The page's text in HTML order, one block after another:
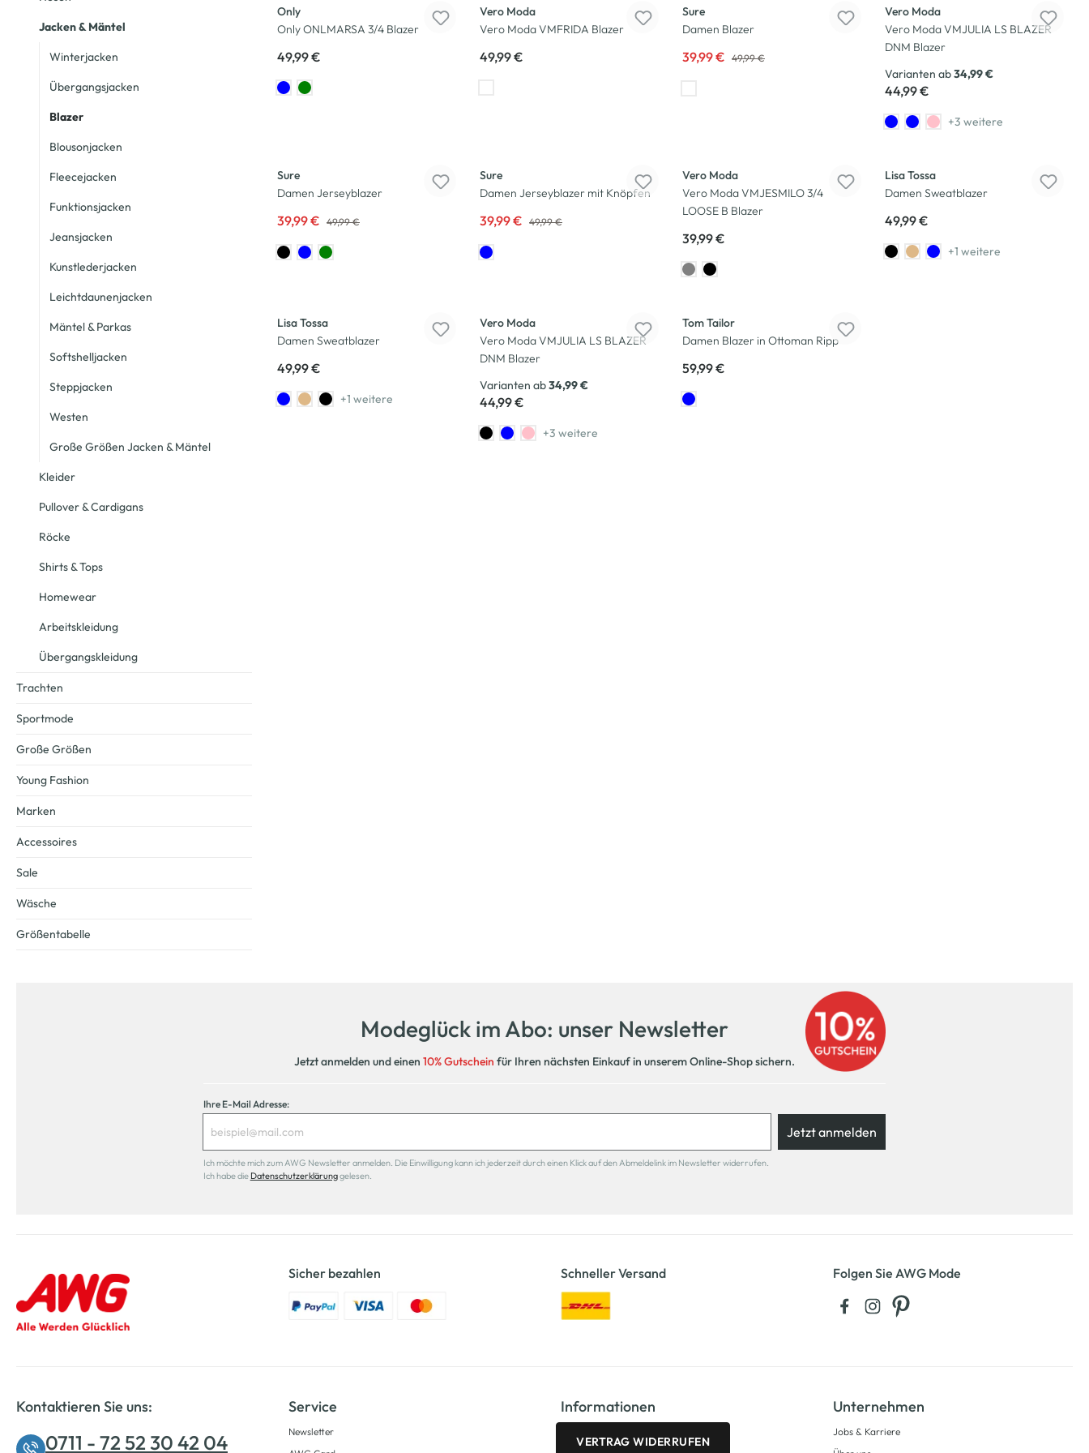
Only
Only ONLMARSA 3/4 Blazer
49,99 €
Vero Moda
Vero Moda VMFRIDA Blazer
49,99 €
Sure
Damen Blazer
39,99 € 49,99 €
Vero Moda
Vero Moda VMJULIA LS BLAZER
DNM Blazer
Varianten ab34,99 €
44,99 €
+3 weitere
Sure
Damen Jerseyblazer
39,99 € 49,99 €
Sure
Damen Jerseyblazer mit Knöpfen
39,99 € 49,99 €
Vero Moda
Vero Moda VMJESMILO 3/4
LOOSE B Blazer
39,99 €
Lisa Tossa
Damen Sweatblazer
49,99 €
+1 weitere
Lisa Tossa
Damen Sweatblazer
49,99 €
+1 weitere
Vero Moda
Vero Moda VMJULIA LS BLAZER
DNM Blazer
Varianten ab34,99 €
44,99 €
+3 weitere
Tom Tailor
Damen Blazer in Ottoman Ripp
59,99 €
Jacken & Mäntel
Winterjacken
Übergangsjacken
Blazer
Blousonjacken
Fleecejacken
Funktionsjacken
Jeansjacken
Kunstlederjacken
Leichtdaunenjacken
Mäntel & Parkas
Softshelljacken
Steppjacken
Westen
Große Größen Jacken & Mäntel
Kleider
Pullover & Cardigans
Röcke
Shirts & Tops
Homewear
Arbeitskleidung
Übergangskleidung
Trachten
Sportmode
Große Größen
Young Fashion
Marken
Accessoires
Sale
Wäsche
Größentabelle
Modeglück im Abo: unser Newsletter
Jetzt anmelden und einen 10% Gutschein für Ihren nächsten Einkauf in unserem Online-Shop sichern.
Ihre E-Mail Adresse:
Jetzt anmelden
Ich möchte mich zum AWG Newsletter anmelden. Die Einwilligung kann ich jederzeit durch einen Klick auf den Abmeldelink im Newsletter widerrufen.
Ich habe die Datenschutzerklärunggelesen.
Sicher bezahlen Schneller Versand Folgen Sie AWG Mode
Kontaktieren Sie uns:
0711 - 72 52 30 42 04
Service
Newsletter
Informationen
VERTRAG WIDERRUFEN
Unternehmen
Jobs & Karriere